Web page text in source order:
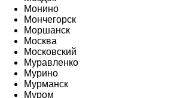
Монино
Мончегорск
Моршанск
Москва
Московский
Муравленко
Мурино
Мурманск
Муром